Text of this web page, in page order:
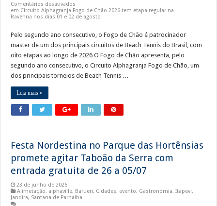
Comentários desativados
em Circuito Alphagranja Fogo de Chão 2026 tem etapa regular na
Ravenna nos dias 01 e 02 de agosto
Pelo segundo ano consecutivo, o Fogo de Chão é patrocinador
master de um dos principais circuitos de Beach Tennis do Brasil, com
oito etapas ao longo de 2026 O Fogo de Chão apresenta, pelo
segundo ano consecutivo, o Circuito Alphagranja Fogo de Chão, um
dos principais torneios de Beach Tennis …
Leia mais »
Festa Nordestina no Parque das Hortênsias
promete agitar Taboão da Serra com
entrada gratuita de 26 a 05/07
23 de junho de 2026
Alimetação, alphaville, Barueri, Cidades, evento, Gastronomia,Itapevi,
Jandira, Santana de Parnaíba